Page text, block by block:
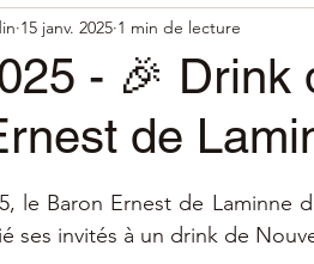
- 🎉 Drink
de
15 janv. 2025 1 min de lecture
sur 5.
le Baron Ernest de
ses invités à un drink de